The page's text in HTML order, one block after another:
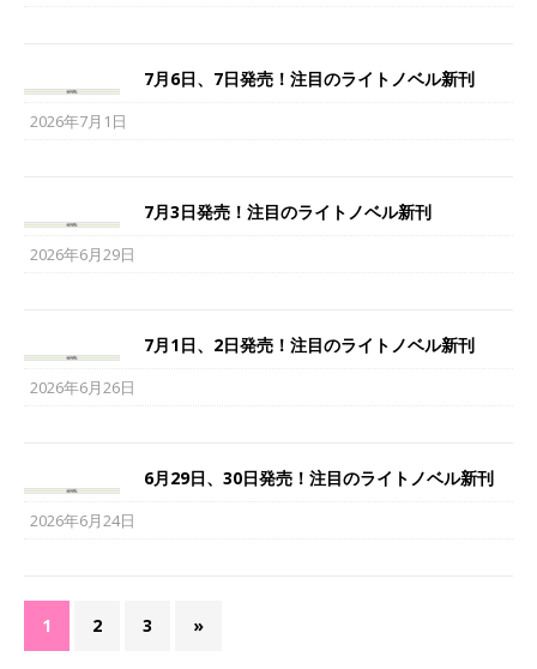
7月6日、7日発売！注目のライトノベル新刊
2026年7月1日
7月3日発売！注目のライトノベル新刊
2026年6月29日
7月1日、2日発売！注目のライトノベル新刊
2026年6月26日
6月29日、30日発売！注目のライトノベル新刊
2026年6月24日
1 2 3 »